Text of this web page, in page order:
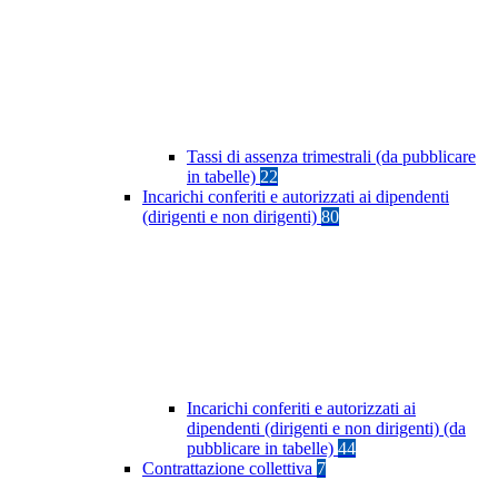
Tassi di assenza trimestrali (da pubblicare
in tabelle) 22
Incarichi conferiti e autorizzati ai dipendenti
(dirigenti e non dirigenti) 80
Incarichi conferiti e autorizzati ai
dipendenti (dirigenti e non dirigenti) (da
pubblicare in tabelle) 44
Contrattazione collettiva 7